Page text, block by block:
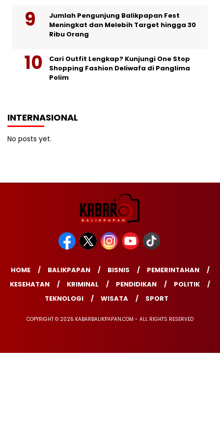
Jumlah Pengunjung Balikpapan Fest
Meningkat dan Melebih Target hingga 30
Ribu Orang
Cari Outfit Lengkap? Kunjungi One Stop
Shopping Fashion Deliwafa di Panglima
Polim
INTERNASIONAL
No posts yet.
HOME BALIKPAPAN BISNIS
PEMERINTAHAN
KESEHATAN
KRIMINAL PENDIDIKAN
POLITIK
TEKNOLOGI
WISATA SPORT
COPYRIGHT © 2026 KABARBALIKPAPAN.COM - ALL RIGHTS RESERVED